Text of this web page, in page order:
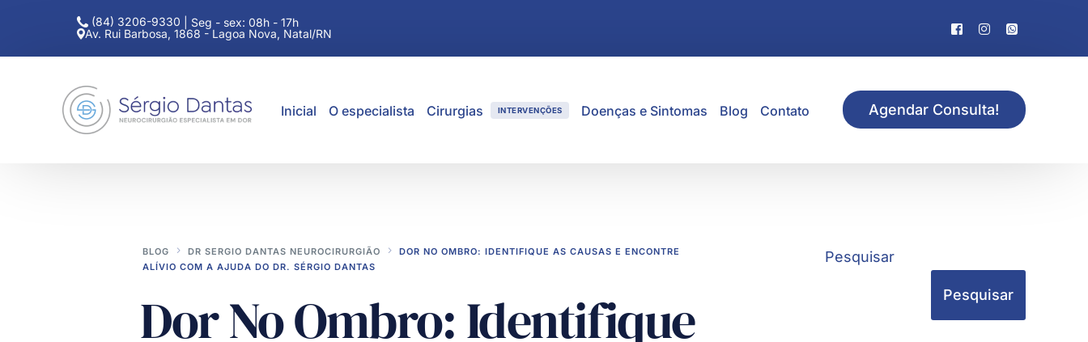
(84) 3206-9330
Seg - sex: 08h - 17h
Av. Rui Barbosa, 1868 - Lagoa Nova, Natal/RN
Inicial O especialista Cirurgias INTERVENÇÕES Doenças e Sintomas Blog Contato Agendar Consulta!
BLOG DR SERGIO DANTAS NEUROCIRURGIÃO
DOR NO OMBRO: IDENTIFIQUE AS CAUSAS E ENCONTRE
ALÍVIO COM A AJUDA DO DR. SÉRGIO DANTAS
Dor No Ombro: Identifique
Pesquisar
Pesquisar